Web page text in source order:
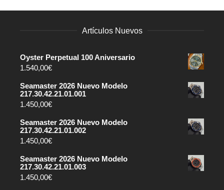
Artículos Nuevos
Oyster Perpetual 100 Aniversario
1.540,00€
Seamaster 2026 Nuevo Modelo
217.30.42.21.01.001
1.450,00€
Seamaster 2026 Nuevo Modelo
217.30.42.21.01.002
1.450,00€
Seamaster 2026 Nuevo Modelo
217.30.42.21.01.003
1.450,00€